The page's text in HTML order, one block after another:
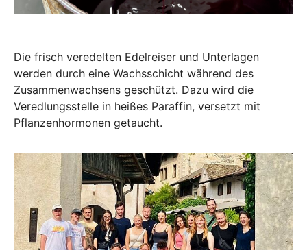
Die frisch veredelten Edelreiser und Unterlagen
werden durch eine Wachsschicht während des
Zusammenwachsens geschützt. Dazu wird die
Veredlungsstelle in heißes Paraffin, versetzt mit
Pflanzenhormonen getaucht.